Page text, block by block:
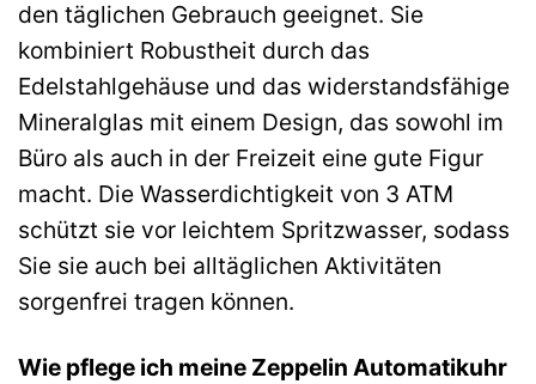
den täglichen Gebrauch geeignet. Sie
kombiniert Robustheit durch das
Edelstahlgehäuse und das widerstandsfähige
Mineralglas mit einem Design, das sowohl im
Büro als auch in der Freizeit eine gute Figur
macht. Die Wasserdichtigkeit von 3 ATM
schützt sie vor leichtem Spritzwasser, sodass
Sie sie auch bei alltäglichen Aktivitäten
sorgenfrei tragen können.
Wie pflege ich meine Zeppelin Automatikuhr